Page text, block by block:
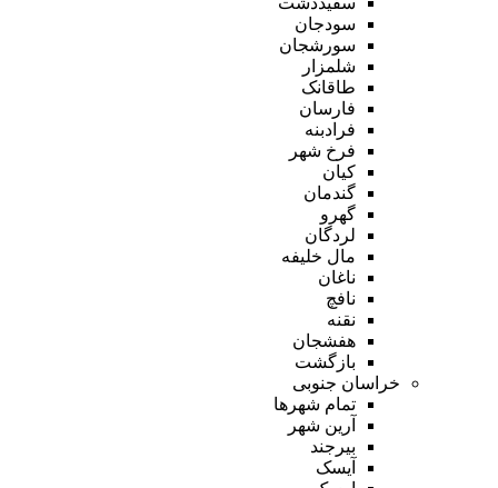
سودجان
سورشجان
شلمزار
طاقانک
فارسان
فرادبنه
فرخ شهر
کیان
گندمان
گهرو
لردگان
مال خلیفه
ناغان
نافچ
نقنه
هفشجان
بازگشت
خراسان جنوبی
تمام شهر‌ها
آرین شهر
بیرجند
آیسک